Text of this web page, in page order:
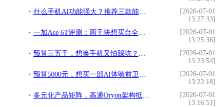
什么手机AI功能强大？推荐三款能力出色的AI旗舰
[2026-07-01
13:27:33]
一加Ace 6T评测：两千块想买台全能手机？这回真不用纠结了
[2026-07-01
13:25:36]
预算三五千，想换手机又怕踩坑？看完这篇就不用纠结了
[2026-07-01
13:23:54]
预算5000元，想买一部AI体验前卫的旗舰手机，有的选吗？
[2026-07-01
13:22:18]
多元化产品矩阵，高通Oryon架构抵御波动的战略基石
[2026-07-01
13:16:51]